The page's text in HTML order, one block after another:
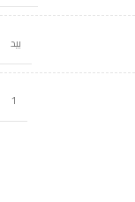
بيد
1